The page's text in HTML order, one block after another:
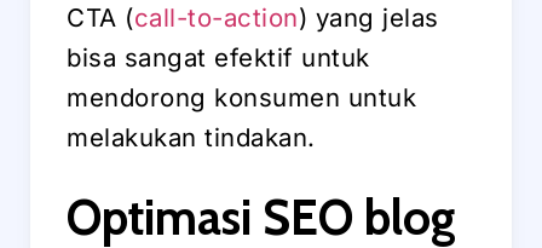
CTA (call-to-action) yang jelas
bisa sangat efektif untuk
mendorong konsumen untuk
melakukan tindakan.
Optimasi SEO blog